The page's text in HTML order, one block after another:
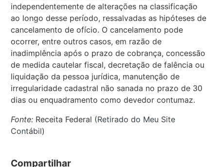
independentemente de alterações na classificação
ao longo desse período, ressalvadas as hipóteses de
cancelamento de ofício. O cancelamento pode
ocorrer, entre outros casos, em razão de
inadimplência após o prazo de cobrança, concessão
de medida cautelar fiscal, decretação de falência ou
liquidação da pessoa jurídica, manutenção de
irregularidade cadastral não sanada no prazo de 30
dias ou enquadramento como devedor contumaz.
Fonte: Receita Federal (Retirado do Meu Site
Contábil)
Compartilhar